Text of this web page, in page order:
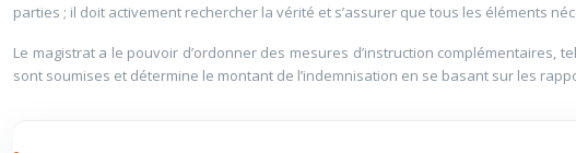
parties ; il doit activement rechercher la vérité et s’assurer que tous les éléments
Le magistrat a le pouvoir d’ordonner des mesures d’instruction
sont soumises et détermine le montant de l’indemnisation en se basant sur les